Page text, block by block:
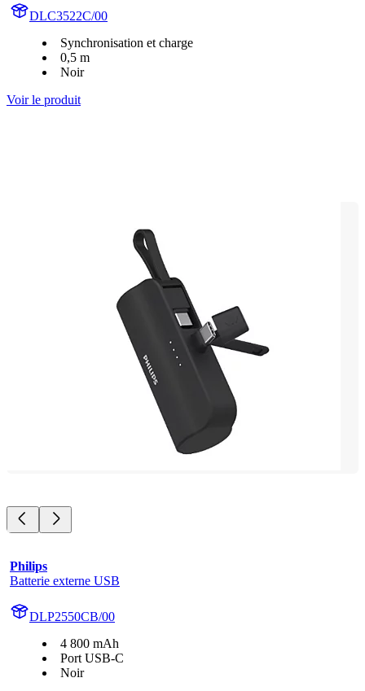
DLC3522C/00
Synchronisation et charge
0,5 m
Noir
Voir le produit
Philips
Batterie externe USB
DLP2550CB/00
4 800 mAh
Port USB-C
Noir